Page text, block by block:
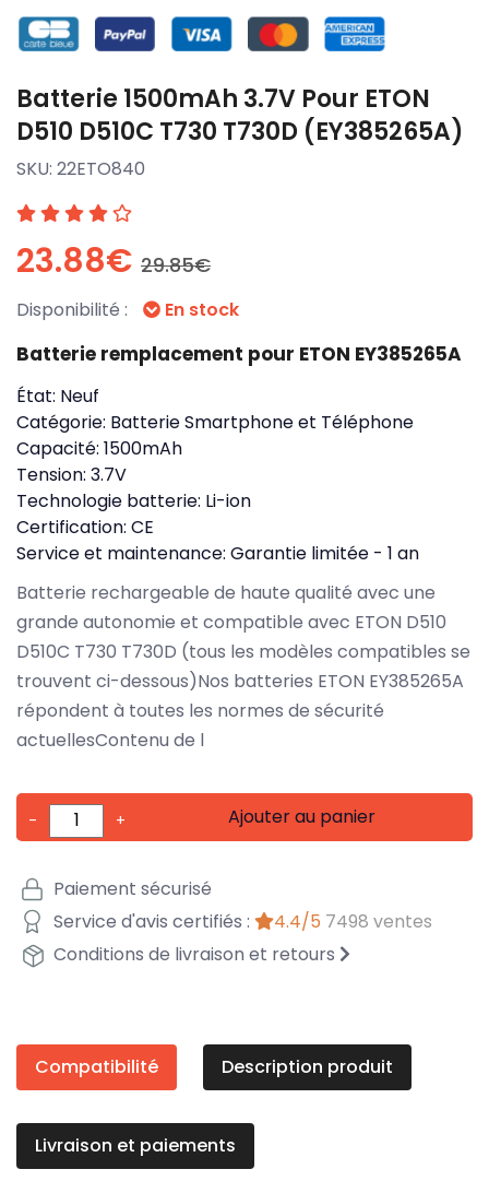
Batterie 1500mAh 3.7V Pour ETON
D510 D510C T730 T730D (EY385265A)
SKU: 22ETO840
23.88€ 29.85€
Disponibilité : En stock
Batterie remplacement pour ETON EY385265A
État: Neuf
Catégorie: Batterie Smartphone et Téléphone
Capacité: 1500mAh
Tension: 3.7V
Technologie batterie: Li-ion
Certification: CE
Service et maintenance: Garantie limitée - 1 an
Batterie rechargeable de haute qualité avec une
grande autonomie et compatible avec ETON D510
D510C T730 T730D (tous les modèles compatibles se
trouvent ci-dessous)Nos batteries ETON EY385265A
répondent à toutes les normes de sécurité
actuellesContenu de l
- + Ajouter au panier
Paiement sécurisé
Service d'avis certifiés :
4.4/5 7498 ventes
Conditions de livraison et retours
Compatibilité Description produit
Livraison et paiements